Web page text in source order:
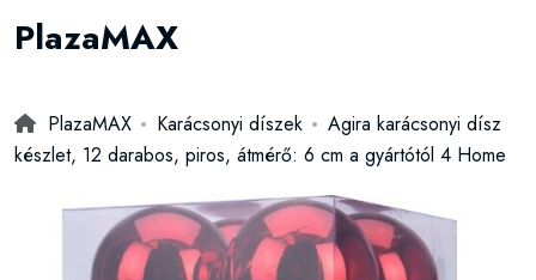
PlazaMAX
PlazaMAX Karácsonyi díszek
Agira karácsonyi dísz
készlet, 12 darabos, piros, átmérő: 6 cm a gyártótól 4 Home